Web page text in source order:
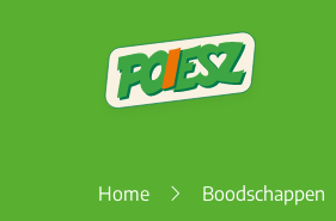
Home Boodschappen